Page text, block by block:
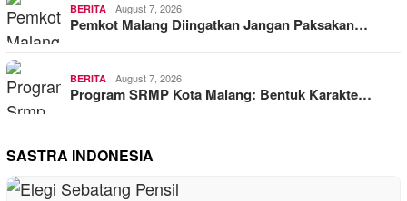
BERITA August 7, 2026
Pemkot Malang Diingatkan Jangan Paksakan…
BERITA August 7, 2026
Program SRMP Kota Malang: Bentuk Karakte…
SASTRA INDONESIA